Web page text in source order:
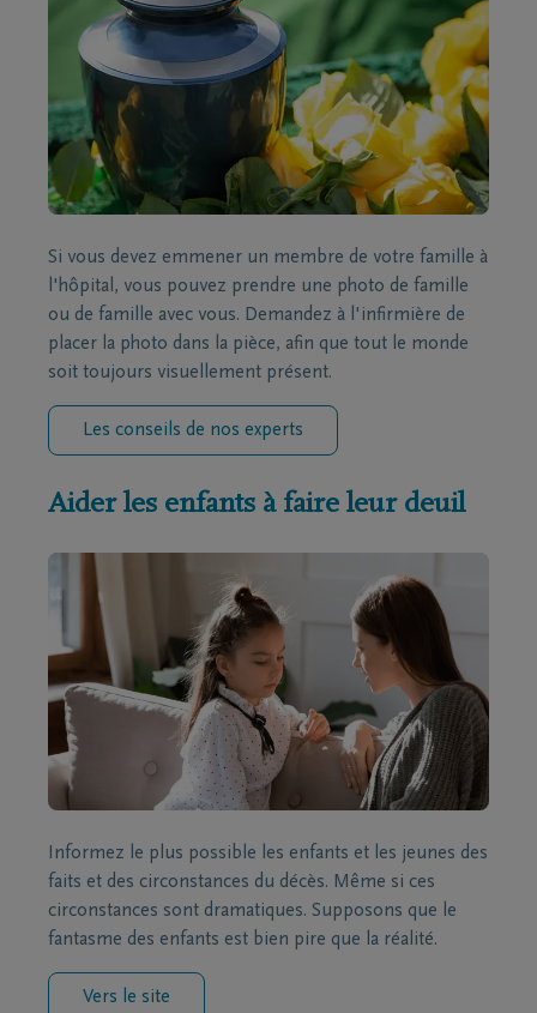
Si vous devez emmener un membre de votre famille à
l'hôpital, vous pouvez prendre une photo de famille
ou de famille avec vous. Demandez à l'infirmière de
placer la photo dans la pièce, afin que tout le monde
soit toujours visuellement présent.
Les conseils de nos experts
Aider les enfants à faire leur deuil
Informez le plus possible les enfants et les jeunes des
faits et des circonstances du décès. Même si ces
circonstances sont dramatiques. Supposons que le
fantasme des enfants est bien pire que la réalité.
Vers le site